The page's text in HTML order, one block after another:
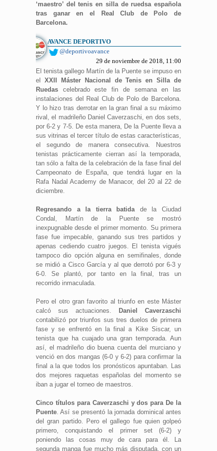
‘maestro’ del tenis en silla de ruedsa española
tras ganar en el Real Club de Polo de
Barcelona.
AVANCE DEPORTIVO
@deportivoavance
29 de noviembre de 2018, 11:00
El tenista gallego Martín de la Puente se impuso en
el XXII Máster Nacional de Tenis en Silla de
Ruedas celebrado este fin de semana en las
instalaciones del Real Club de Polo de Barcelona.
Y lo hizo tras derrotar en la gran final a su máximo
rival, el madrileño Daniel Caverzaschi, en dos sets,
por 6-2 y 7-5. De esta manera, De la Puente lleva a
sus vitrinas el tercer título de estas características,
el segundo de manera consecutiva. Nuestros
tenistas prácticamente cierran así la temporada,
tan sólo a falta de la celebración de la fase final del
Campeonato de España, que tendrá lugar en la
Rafa Nadal Academy de Manacor, del 20 al 22 de
diciembre.
Regresando a la tierra batidade la Ciudad
Condal, Martín de la Puente se mostró
inexpugnable desde el primer momento. Su primera
fase fue impecable, ganando sus tres partidos y
apenas cediendo cuatro juegos. El tenista vigués
tampoco dio opción alguna en semifinales, donde
se midió a Cisco García y al que derrotó por 6-3 y
6-0. Se plantó, por tanto en la final, tras un
recorrido inmaculada.
Pero el otro gran favorito al triunfo en este Máster
calcó sus actuaciones.
Daniel Caverzaschi
contabilizó por triunfos sus tres duelos de primera
fase y se enfrentó en la final a Kike Siscar, un
tenista que ha cuajado una gran temporada. Aun
así, el madrileño dio buena cuenta del murciano y
venció en dos mangas (6-0 y 6-2) para confirmar la
final a la que todos los pronósticos apuntaban. Las
dos mejores raquetas españolas del momento se
iban a jugar el torneo de maestros.
Cinco títulos para Caverzaschi y dos para De la
Puente. Así se presentó la jornada dominical antes
del gran partido. Pero el gallego fue quien golpeó
primero, conquistando el primer set (6-2) y
poniendo las cosas muy de cara para él. La
segunda manga fue mucho más disputada, con un